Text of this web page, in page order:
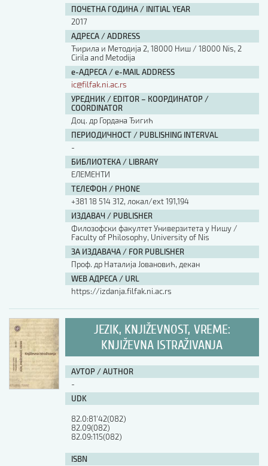
Шаблон прве стране и импресума [B5, ћир]
Шаблон прве стране и импресума [B5, лат]
Шаблон прве стране и импресума [B5, енг]
Етички кодекс
ПРЕТРАГА ИЗДАЊА
Наслов или део наслова
АУТОР / AUTHOR
ISBN
ISSN
ПОЧЕТНА ГОДИНА / INITIAL YEAR
2017
АДРЕСА / ADDRESS
Ћирила и Методија 2, 18000 Ниш / 18000 Nis, 2
Cirila and Metodija
е-АДРЕСА / e-MAIL ADDRESS
ic@filfak.ni.ac.rs
УРЕДНИК / EDITOR – КООРДИНАТОР /
COORDINATOR
Доц. др Гордана Ђигић
ПЕРИОДИЧНОСТ / PUBLISHING INTERVAL
-
БИБЛИОТЕКА / LIBRARY
ЕЛЕМЕНТИ
ТЕЛЕФОН / PHONE
+381 18 514 312, локал/ext 191,194
ИЗДАВАЧ / PUBLISHER
Филозофски факултет Универзитета у Нишу /
Faculty of Philosophy, University of Nis
ЗА ИЗДАВАЧА / FOR PUBLISHER
Проф. др Наталија Јовановић, декан
WEB АДРЕСА / URL
https://izdanja.filfak.ni.ac.rs
JEZIK, KNJIŽEVNOST, VREME:
KNJIŽEVNA ISTRAŽIVANJA
АУТОР / AUTHOR
-
UDK
82.0:81'42(082)
82.09(082)
82.09:115(082)
ISBN